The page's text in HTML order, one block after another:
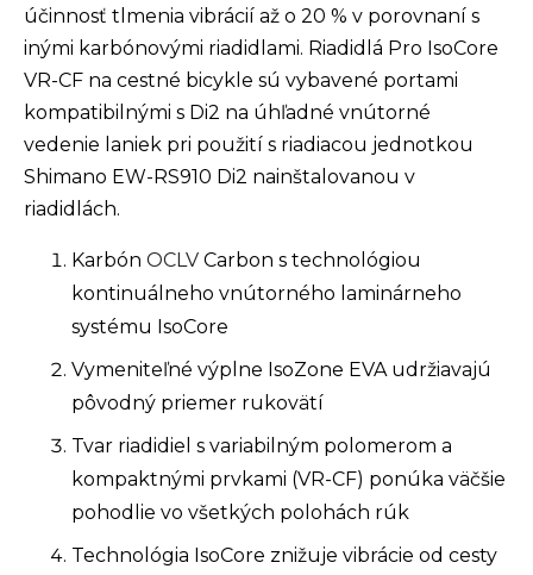
účinnosť tlmenia vibrácií až o 20 % v porovnaní s
inými karbónovými riadidlami. Riadidlá Pro IsoCore
VR-CF na cestné bicykle sú vybavené portami
kompatibilnými s Di2 na úhľadné vnútorné
vedenie laniek pri použití s riadiacou jednotkou
Shimano EW-RS910 Di2 nainštalovanou v
riadidlách.
Karbón OCLV Carbon s technológiou
kontinuálneho vnútorného laminárneho
systému IsoCore
Vymeniteľné výplne IsoZone EVA udržiavajú
pôvodný priemer rukovätí
Tvar riadidiel s variabilným polomerom a
kompaktnými prvkami (VR-CF) ponúka väčšie
pohodlie vo všetkých polohách rúk
Technológia IsoCore znižuje vibrácie od cesty